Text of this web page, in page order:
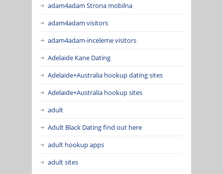
adam4adam Strona mobilna
adam4adam visitors
adam4adam-inceleme visitors
Adelaide Kane Dating
Adelaide+Australia hookup dating sites
Adelaide+Australia hookup sites
adult
Adult Black Dating find out here
adult hookup apps
adult sites